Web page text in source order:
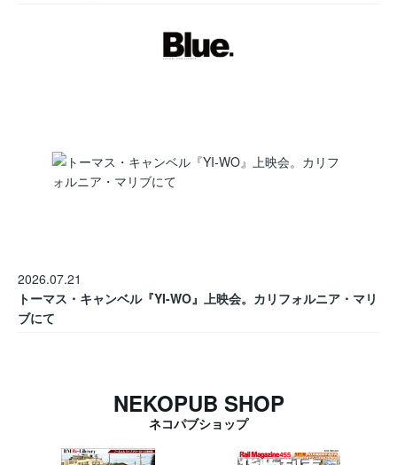
2026.07.21
トーマス・キャンベル『YI-WO』上映会。カリフォルニア・マリ
ブにて
NEKOPUB SHOP
ネコパブショップ